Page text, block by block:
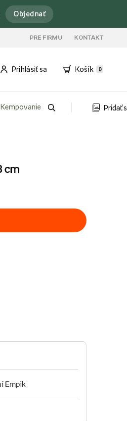
Objednať
PRE FIRMU KONTAKT
Prihlásiť sa Košík 0
Kempovanie Pridať